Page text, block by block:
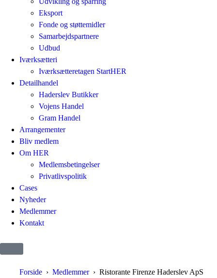
Eksport
Fonde og støttemidler
Samarbejdspartnere
Udbud
Iværksætteri
Iværksætteretagen StartHER
Detailhandel
Haderslev Butikker
Vojens Handel
Gram Handel
Arrangementer
Bliv medlem
Om HER
Medlemsbetingelser
Privatlivspolitik
Cases
Nyheder
Medlemmer
Kontakt
Forside Medlemmer Ristorante Firenze Haderslev ApS